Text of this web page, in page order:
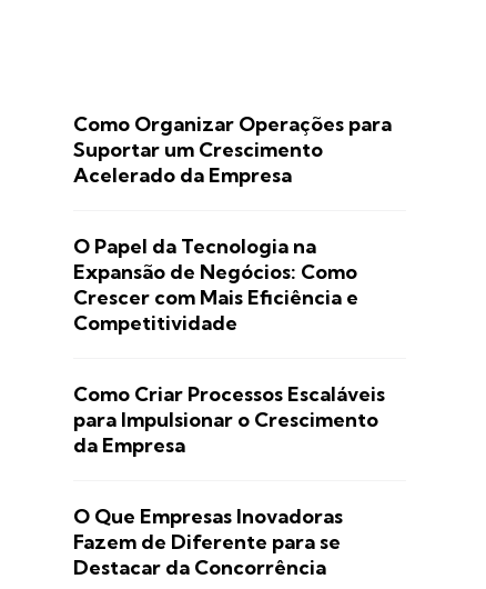
Como Organizar Operações para
Suportar um Crescimento
Acelerado da Empresa
O Papel da Tecnologia na
Expansão de Negócios: Como
Crescer com Mais Eficiência e
Competitividade
Como Criar Processos Escaláveis
para Impulsionar o Crescimento
da Empresa
O Que Empresas Inovadoras
Fazem de Diferente para se
Destacar da Concorrência